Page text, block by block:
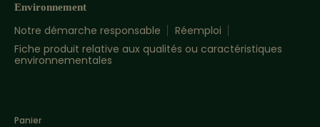
Environnement
Notre démarche responsable
Réemploi
Fiche produit relative aux qualités ou caractéristiques
environnementales
Panier